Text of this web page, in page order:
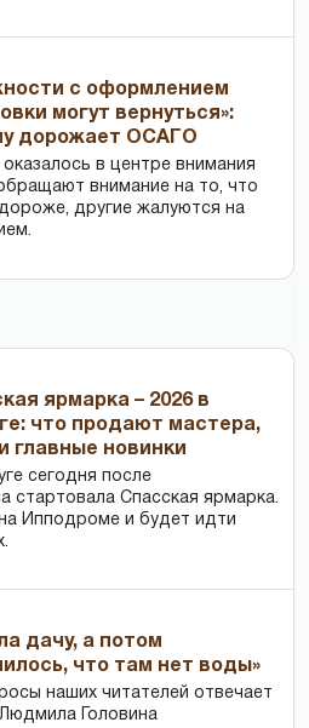
с оформлением
могут вернуться»:
дорожает ОСАГО
в центре внимания
внимание на то, что
другие жалуются на
ярмарка – 2026 в
что продают мастера,
главные новинки
сегодня после
стартовала Спасская ярмарка.
Ипподроме и будет идти
дачу, а потом
что там нет воды»
наших читателей отвечает
Головина